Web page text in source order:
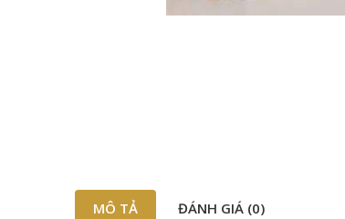
MÔ TẢ ĐÁNH GIÁ (0)